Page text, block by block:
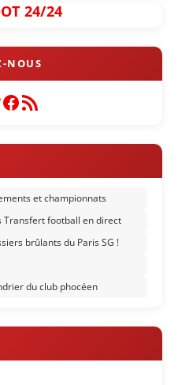
24/24
Facebook
Flux RSS
et championnats
Transfert football en direct
brûlants du Paris SG !
du club phocéen